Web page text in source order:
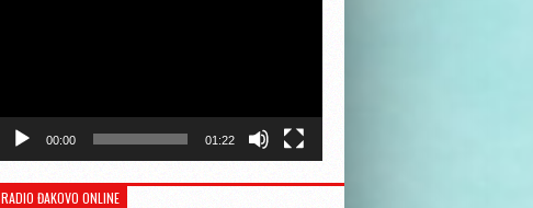
00:00 01:22
RADIO ĐAKOVO ONLINE